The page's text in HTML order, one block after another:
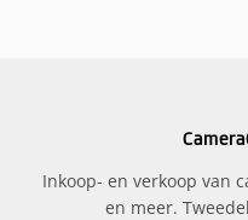
Inkoop- en verkoop van
en meer.